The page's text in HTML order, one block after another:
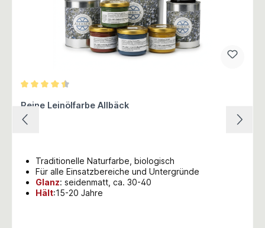
Reine Leinölfarbe Allbäck
Traditionelle Naturfarbe, biologisch
Für alle Einsatzbereiche und Untergründe
Glanz: seidenmatt, ca. 30-40
Hält:15-20 Jahre